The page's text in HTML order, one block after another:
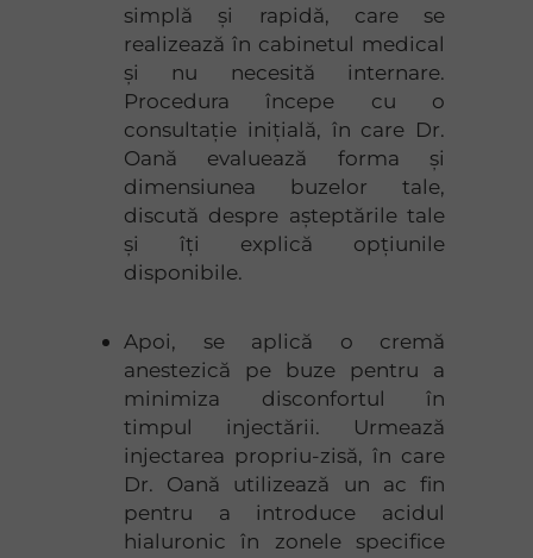
simplă și rapidă, care se
realizează în cabinetul medical
și nu necesită internare.
Procedura începe cu o
consultație inițială, în care Dr.
Oană evaluează forma și
dimensiunea buzelor tale,
discută despre așteptările tale
și îți explică opțiunile
disponibile.
Apoi, se aplică o cremă
anestezică pe buze pentru a
minimiza disconfortul în
timpul injectării. Urmează
injectarea propriu-zisă, în care
Dr. Oană utilizează un ac fin
pentru a introduce acidul
hialuronic în zonele specifice